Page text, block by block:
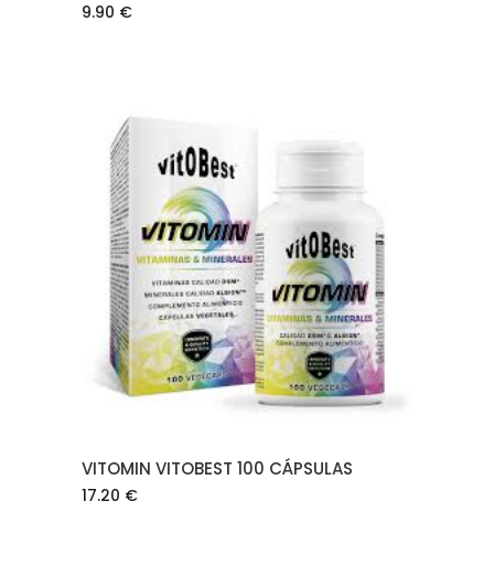
9.90 €
AÑADIR AL CARRITO
VITOMIN VITOBEST 100 CÁPSULAS
17.20 €